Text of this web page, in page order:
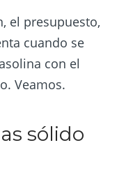
el presupuesto,
cuando se
con el
Veamos.
sólido